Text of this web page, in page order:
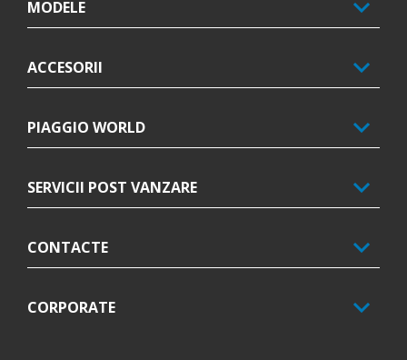
MODELE
ACCESORII
PIAGGIO WORLD
SERVICII POST VANZARE
CONTACTE
CORPORATE